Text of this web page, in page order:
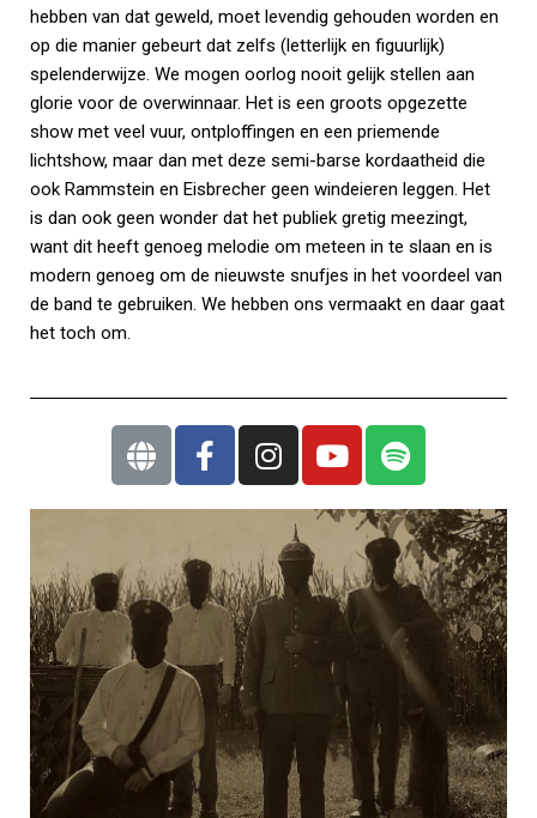
hebben van dat geweld, moet levendig gehouden worden en
op die manier gebeurt dat zelfs (letterlijk en figuurlijk)
spelenderwijze. We mogen oorlog nooit gelijk stellen aan
glorie voor de overwinnaar. Het is een groots opgezette
show met veel vuur, ontploffingen en een priemende
lichtshow, maar dan met deze semi-barse kordaatheid die
ook Rammstein en Eisbrecher geen windeieren leggen. Het
is dan ook geen wonder dat het publiek gretig meezingt,
want dit heeft genoeg melodie om meteen in te slaan en is
modern genoeg om de nieuwste snufjes in het voordeel van
de band te gebruiken. We hebben ons vermaakt en daar gaat
het toch om.